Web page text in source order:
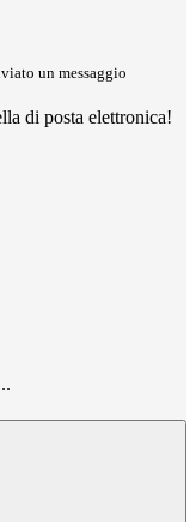
un messaggio
di posta elettronica!